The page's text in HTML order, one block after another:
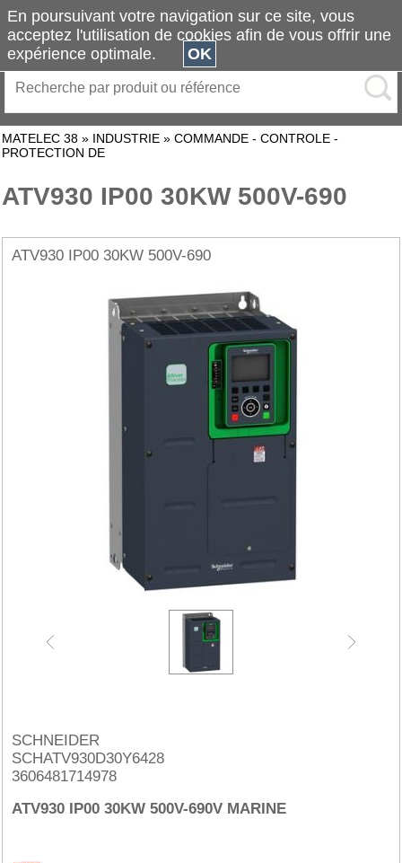
MATELEC 38 » INDUSTRIE » COMMANDE - CONTROLE -
PROTECTION DE
ATV930 IP00 30KW 500V-690
ATV930 IP00 30KW 500V-690
SCHNEIDER
SCHATV930D30Y6428
3606481714978
ATV930 IP00 30KW 500V-690V MARINE
En poursuivant votre navigation sur ce site, vous
acceptez l'utilisation de cookies afin de vous offrir une
expérience optimale.
OK